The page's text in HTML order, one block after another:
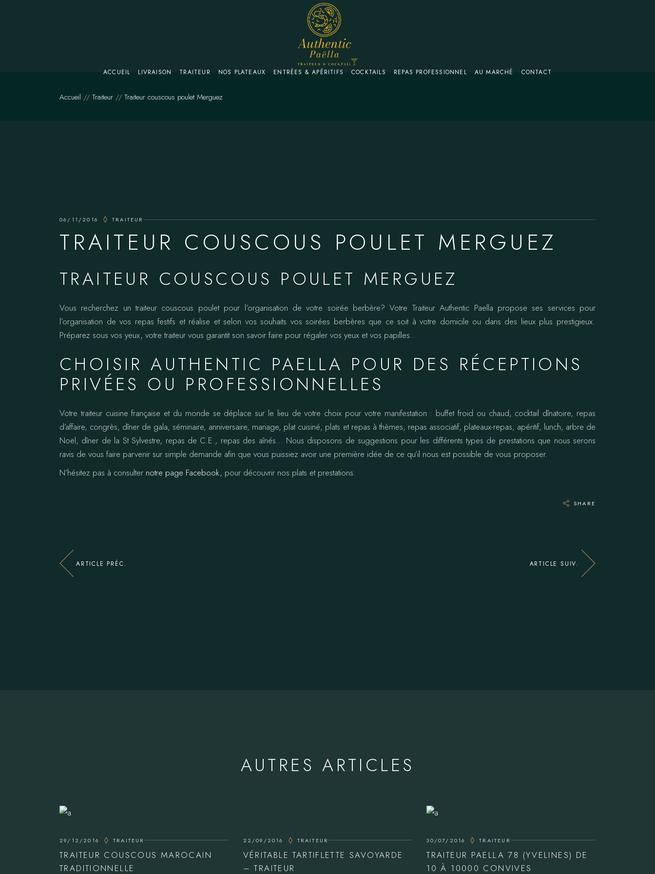
ACCUEIL LIVRAISON TRAITEUR NOS PLATEAUX ENTRÉES & APÉRITIFS COCKTAILS REPAS PROFESSIONNEL AU MARCHÉ CONTACT
Accueil Traiteur Traiteur couscous poulet Merguez
06/11/2016 TRAITEUR
TRAITEUR COUSCOUS POULET MERGUEZ
TRAITEUR COUSCOUS POULET MERGUEZ
Vous recherchez un traiteur couscous poulet pour l’organisation de votre soirée berbère? Votre Traiteur Authentic Paella propose ses services pour
l’organisation de vos repas festifs et réalise et selon vos souhaits vos soirées berbères que ce soit à votre domicile ou dans des lieux plus prestigieux.
Préparez sous vos yeux, votre traiteur vous garantit son savoir faire pour régaler vos yeux et vos papilles..
CHOISIR AUTHENTIC PAELLA POUR DES RÉCEPTIONS
PRIVÉES OU PROFESSIONNELLES
Votre traiteur cuisine française et du monde se déplace sur le lieu de votre choix pour votre manifestation : buffet froid ou chaud, cocktail dînatoire, repas
d’affaire, congrès, dîner de gala, séminaire, anniversaire, mariage, plat cuisiné, plats et repas à thèmes, repas associatif, plateaux-repas, apéritif, lunch, arbre de
Noël, dîner de la St Sylvestre, repas de C.E., repas des aînés… Nous disposons de suggestions pour les différents types de prestations que nous serons
ravis de vous faire parvenir sur simple demande afin que vous puissiez avoir une première idée de ce qu’il nous est possible de vous proposer.
N’hésitez pas à consulter notre page Facebook, pour découvrir nos plats et prestations.
SHARE
ARTICLE PRÉC. ARTICLE SUIV.
AUTRES ARTICLES
29/12/2016 TRAITEUR
TRAITEUR COUSCOUS MAROCAIN
TRADITIONNELLE
22/09/2016 TRAITEUR
VÉRITABLE TARTIFLETTE SAVOYARDE
– TRAITEUR
30/07/2016 TRAITEUR
TRAITEUR PAELLA 78 (YVELINES) DE
10 À 10000 CONVIVES